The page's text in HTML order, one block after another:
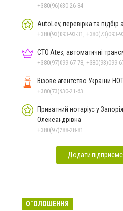
+380(96)630-26-84
AutoLev, перевірка та підбір
СТО Ates, автоматичні
+380(97)099-67-78, +380(93)099-
Візове агентство України
+380(73)930-21-63
Приватний нотаріус у
Олександрівна
+380(97)288-28-81
Додати
ОГОЛОШЕННЯ